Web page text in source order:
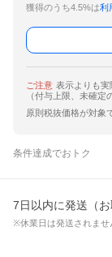
獲得のうち4.5%は利
ご注意 表示よりも実
（付与上限、未確定
原則税抜価格が対象
条件達成でおトク
7日以内に発送（お
※休業日は発送されませ